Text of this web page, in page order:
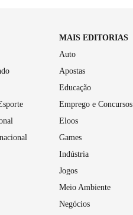
MAIS EDITORIAS
Auto
Apostas
Educação
Emprego e Concursos
Eloos
Games
Indústria
Jogos
Meio Ambiente
Negócios